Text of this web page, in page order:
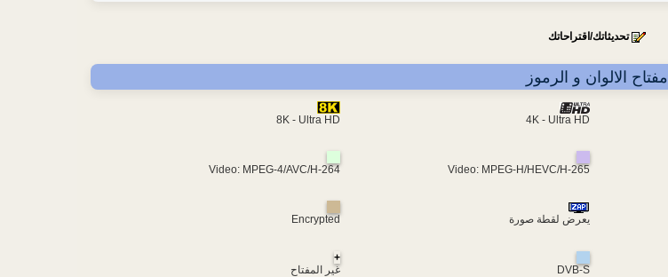
تحديثاتك/اقتراحاتك
مفتاح الالوان و الرموز
8K - Ultra HD 4K - Ultra HD
Video: MPEG-4/AVC/H-264 Video: MPEG-H/HEVC/H-265
Encrypted يعرض لقطة صورة
+
غير المفتاح
DVB-S